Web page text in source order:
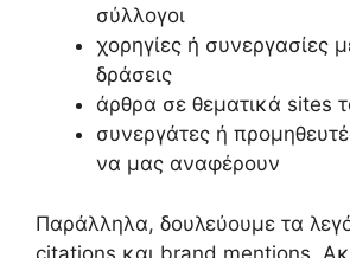
σύλλογοι
χορηγίες ή συνεργασίες
δράσεις
άρθρα σε θεματικά sites
συνεργάτες ή
να μας αναφέρουν
Παράλληλα, δουλεύουμε τα
citations και brand mentions.